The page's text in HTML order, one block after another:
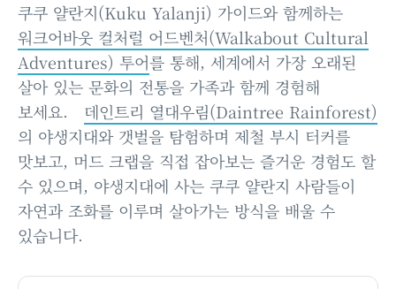
쿠쿠 얄란지(Kuku Yalanji) 가이드와 함께하는
워크어바웃 컬처럴 어드벤처(Walkabout Cultural
Adventures) 투어를 통해, 세계에서 가장 오래된
살아 있는 문화의 전통을 가족과 함께 경험해
보세요. 데인트리 열대우림(Daintree Rainforest)
의 야생지대와 갯벌을 탐험하며 제철 부시 터커를
맛보고, 머드 크랩을 직접 잡아보는 즐거운 경험도 할
수 있으며, 야생지대에 사는 쿠쿠 얄란지 사람들이
자연과 조화를 이루며 살아가는 방식을 배울 수
있습니다.